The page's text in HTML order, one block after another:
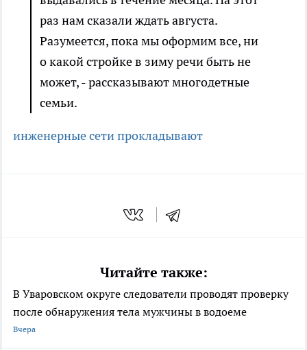
раз нам сказали ждать августа.
Разумеется, пока мы оформим все, ни
о какой стройке в зиму речи быть не
может, - рассказывают многодетные
семьи.
инженерные сети прокладывают
Читайте также:
В Уваровском округе следователи проводят проверку
после обнаружения тела мужчины в водоеме
Вчера